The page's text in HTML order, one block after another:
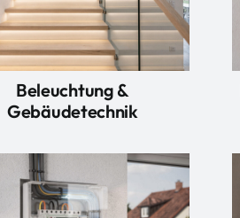
Beleuchtung &
Gebäudetechnik